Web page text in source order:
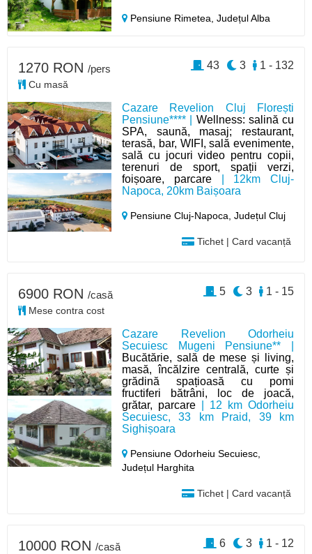
Pensiune Rimetea,Județul Alba
Cazare Revelion Cluj Florești
Pensiune**** | Wellness: salină cu
SPA, saună, masaj; restaurant,
terasă, bar, WIFI, sală evenimente,
sală cu jocuri video pentru copii,
terenuri de sport, spații verzi,
foișoare, parcare| 12km Cluj-
Napoca, 20km Baișoara
Pensiune Cluj-Napoca,Județul Cluj
Tichet | Card vacanță
1270 RON /pers
Cu masă
1 - 132
3
43
Cazare Revelion Odorheiu
Secuiesc Mugeni Pensiune** |
Bucătărie, sală de mese și living,
masă, încălzire centrală, curte și
grădină spațioasă cu pomi
fructiferi bătrâni, loc de joacă,
grătar, parcare | 12 km Odorheiu
Secuiesc, 33 km Praid, 39 km
Sighișoara
Pensiune Odorheiu Secuiesc,
Județul Harghita
Tichet | Card vacanță
6900 RON /casă
Mese contra cost
1 - 15
3
5
10000 RON /casă 1 - 12
3
6